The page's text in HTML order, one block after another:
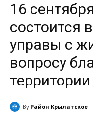
16
состоится
управы с
вопросу
By Район Крылатское